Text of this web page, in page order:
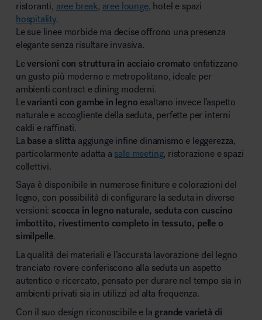
ristoranti, aree break, aree lounge, hotel e spazi
hospitality.
Le sue linee morbide ma decise offrono una presenza
elegante senza risultare invasiva.
Leversioni con struttura in acciaio cromato enfatizzano
un gusto più moderno e metropolitano, ideale per
ambienti contract e dining moderni.
Levarianti con gambe in legno esaltano invece l’aspetto
naturale e accogliente della seduta, perfette per interni
caldi e raffinati.
La base a slitta aggiunge infine dinamismo e leggerezza,
particolarmente adatta a sale meeting, ristorazione e spazi
collettivi.
Saya è disponibile in numerose finiture e colorazioni del
legno, con possibilità di configurare la seduta in diverse
versioni: scocca in legno naturale, seduta con cuscino
imbottito, rivestimento completo in tessuto, pelle o
similpelle.
La qualità dei materiali e l’accurata lavorazione del legno
tranciato rovere conferiscono alla seduta un aspetto
autentico e ricercato, pensato per durare nel tempo sia in
ambienti privati sia in utilizzi ad alta frequenza.
Con il suo design riconoscibile e la grande varietà di